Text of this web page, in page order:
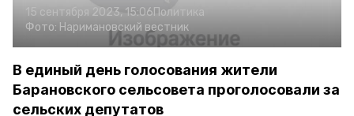
15 сентября 2023, 15:06Политика
Фото: Наримановский вестник
В единый день голосования жители
Барановского сельсовета проголосовали за
сельских депутатов